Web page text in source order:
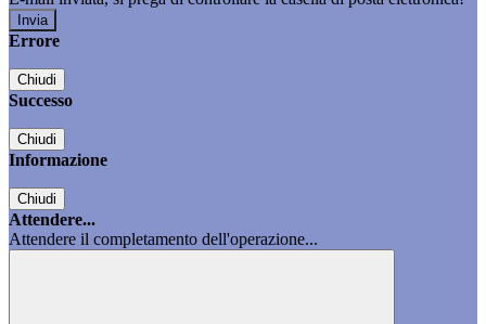
Errore
Chiudi
Successo
Chiudi
Informazione
Chiudi
Attendere...
Attendere il completamento dell'operazione...